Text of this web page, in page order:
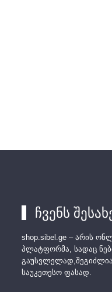
ჩვენს
shop.sibel.ge – არის
პლატფორმა, სადაც
საუკეთესო ფასად.